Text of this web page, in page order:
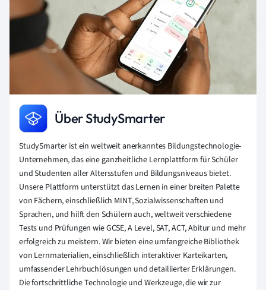
Über StudySmarter
StudySmarter ist ein weltweit anerkanntes Bildungstechnologie-
Unternehmen, das eine ganzheitliche Lernplattform für Schüler
und Studenten aller Altersstufen und Bildungsniveaus bietet.
Unsere Plattform unterstützt das Lernen in einer breiten Palette
von Fächern, einschließlich MINT, Sozialwissenschaften und
Sprachen, und hilft den Schülern auch, weltweit verschiedene
Tests und Prüfungen wie GCSE, A Level, SAT, ACT, Abitur und mehr
erfolgreich zu meistern. Wir bieten eine umfangreiche Bibliothek
von Lernmaterialien, einschließlich interaktiver Karteikarten,
umfassender Lehrbuchlösungen und detaillierter Erklärungen.
Die fortschrittliche Technologie und Werkzeuge, die wir zur